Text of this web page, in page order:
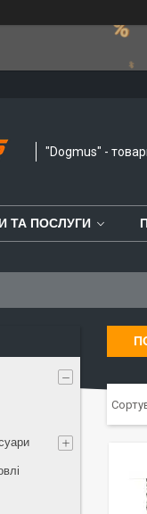
"Dogmus" -
ТА ПОСЛУГИ